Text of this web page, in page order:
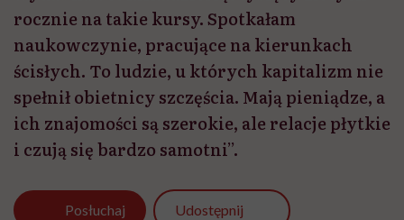
rocznie na takie kursy. Spotkałam
naukowczynie, pracujące na kierunkach
ścisłych. To ludzie, u których kapitalizm nie
spełnił obietnicy szczęścia. Mają pieniądze, a
ich znajomości są szerokie, ale relacje płytkie
i czują się bardzo samotni”.
Posłuchaj Udostępnij